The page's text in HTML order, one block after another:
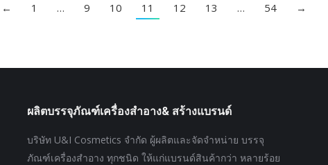
← 1 … 9 10 11 12 13 … 54 →
ผลิตบรรจุภัณฑ์เครื่องสำอาง& สร้างแบรนด์
บริษัท U&I Cosmetics จำกัด ผู้ผลิตและจัดจำหน่าย บรรจุ
ภัณฑ์เครื่องสำอาง ทุกชนิด ให้แก่แบรนด์สินค้ากว่า หลายร้อย